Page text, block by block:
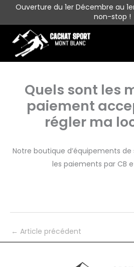
contenu
Ouverture du 1er Décembre au
non-stop !
Quels sont les
paiement
régler ma
Notre boutique d’équipements
les paiements par CB
← Article précédent